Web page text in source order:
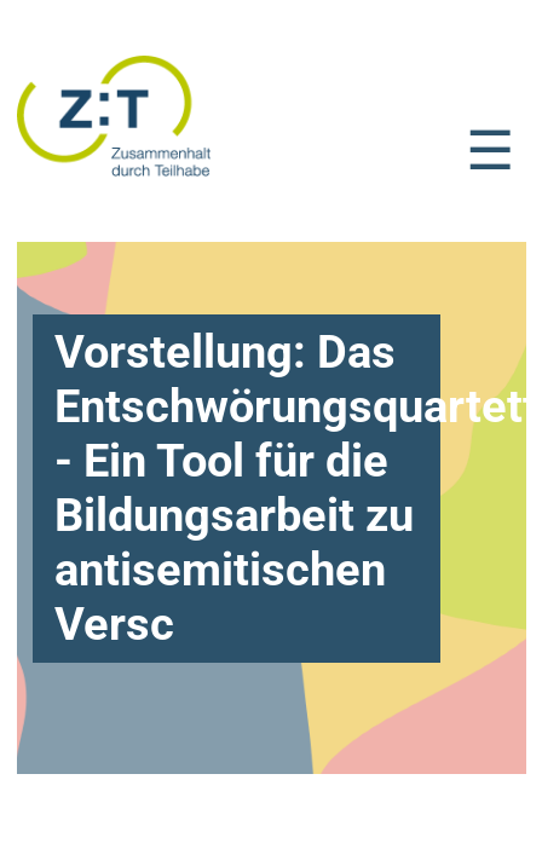
☰
Vorstellung: Das
Entschwörungsquartett
- Ein Tool für die
Bildungsarbeit zu
antisemitischen
Versc